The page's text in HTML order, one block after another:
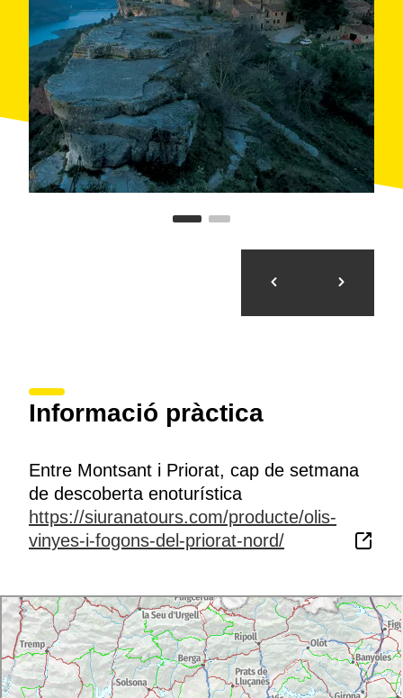
Accessibilitat: Experiència no accessible.
Preu per persona. Mínim 2 persones.
Informació pràctica
Entre Montsant i Priorat, cap de setmana
de descoberta enoturística
https://siuranatours.com/producte/olis-
vinyes-i-fogons-del-priorat-nord/